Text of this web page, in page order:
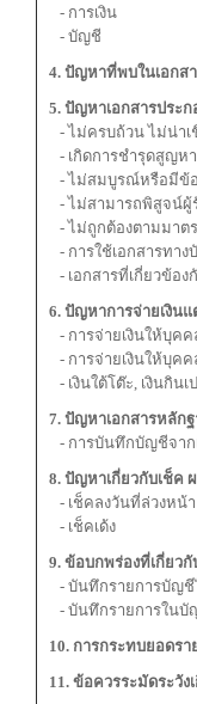
- การเงิน
- บัญชี
4. ปัญหาที่พบในเอกส
5. ปัญหาเอกสารประ
- ไม่ครบถ้วน ไม่น่า
- เกิดการชำรุดสูญห
- ไม่สมบูรณ์หรือมีข้
- ไม่สามารถพิสูจน์ผู้
- ไม่ถูกต้องตามมาต
- การใช้เอกสารทา
- เอกสารที่เกี่ยวข้อง
6. ปัญหาการจ่ายเงิน
- การจ่ายเงินให้บุค
- การจ่ายเงินให้บุค
- เงินใต้โต๊ะ, เงินกินเ
7. ปัญหาเอกสารหลัก
- การบันทึกบัญชีจาก
8. ปัญหาเกี่ยวกับเช็ค
- เช็คลงวันที่ล่วงหน้า
- เช็คเด้ง
9. ข้อบกพร่องที่เกี่ยว
- บันทึกรายการบัญชี
- บันทึกรายการในบั
10. การกระทบยอดร
11. ข้อควรระมัดระวั